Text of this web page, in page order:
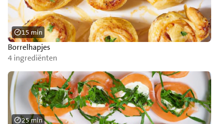
Borrelhapjes
4 ingrediënten
15 min
25 min